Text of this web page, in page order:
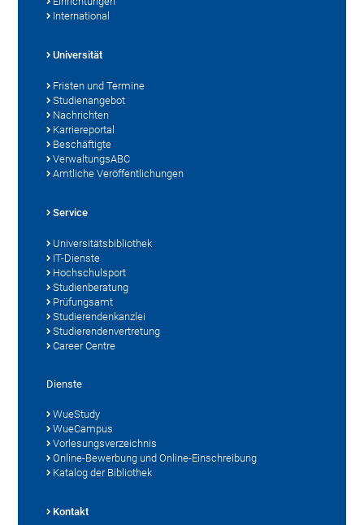
International
Universität
Fristen und Termine
Studienangebot
Nachrichten
Karriereportal
Beschäftigte
VerwaltungsABC
Amtliche Veröffentlichungen
Service
Universitätsbibliothek
IT-Dienste
Hochschulsport
Studienberatung
Prüfungsamt
Studierendenkanzlei
Studierendenvertretung
Career Centre
Dienste
WueStudy
WueCampus
Vorlesungsverzeichnis
Online-Bewerbung und Online-Einschreibung
Katalog der Bibliothek
Kontakt